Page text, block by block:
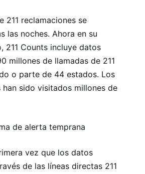
211 reclamaciones se
las noches. Ahora en su
211 Counts incluye datos
millones de llamadas de 211
o parte de 44 estados. Los
han sido visitados millones de
de alerta temprana
vez que los datos
de las líneas directas 211